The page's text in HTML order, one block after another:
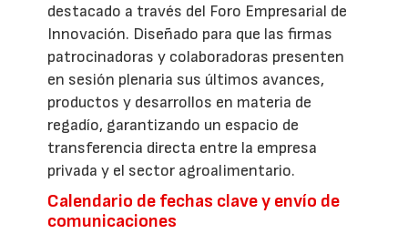
destacado a través del Foro Empresarial de
Innovación. Diseñado para que las firmas
patrocinadoras y colaboradoras presenten
en sesión plenaria sus últimos avances,
productos y desarrollos en materia de
regadío, garantizando un espacio de
transferencia directa entre la empresa
privada y el sector agroalimentario.
Calendario de fechas clave y envío de
comunicaciones